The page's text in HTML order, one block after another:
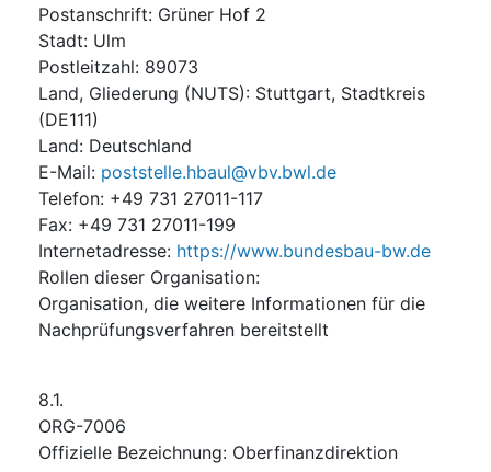
Postanschrift: Grüner Hof 2
Stadt: Ulm
Postleitzahl: 89073
Land, Gliederung (NUTS): Stuttgart, Stadtkreis
(DE111)
Land: Deutschland
E-Mail: poststelle.hbaul@vbv.bwl.de
Telefon: +49 731 27011-117
Fax: +49 731 27011-199
Internetadresse: https://www.bundesbau-bw.de
Rollen dieser Organisation:
Organisation, die weitere Informationen für die
Nachprüfungsverfahren bereitstellt
8.1.
ORG-7006
Offizielle Bezeichnung: Oberfinanzdirektion